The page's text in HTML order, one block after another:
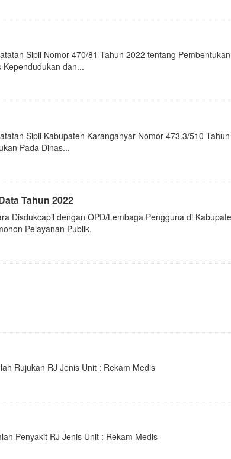
Sipil Nomor 470/81 Tahun 2022 tentang
Kependudukan dan...
Sipil Kabupaten Karanganyar Nomor 473.3/510
Pada Dinas...
Tahun 2022
Disdukcapil dengan OPD/Lembaga Pengguna di
Pelayanan Publik.
Rujukan RJ Jenis Unit : Rekam Medis
Penyakit RJ Jenis Unit : Rekam Medis